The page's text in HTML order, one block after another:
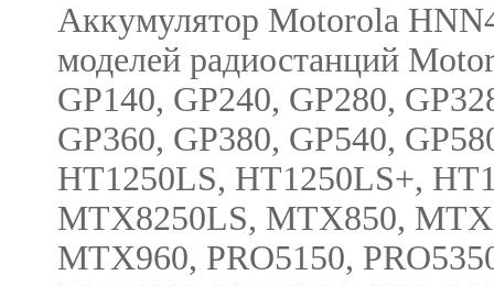
Аккумулятор Motorola
моделей радиостанций
GP140, GP240, GP280,
GP360, GP380, GP540,
HT1250LS, HT1250LS+,
MTX8250LS, MTX850,
MTX960, PRO5150,